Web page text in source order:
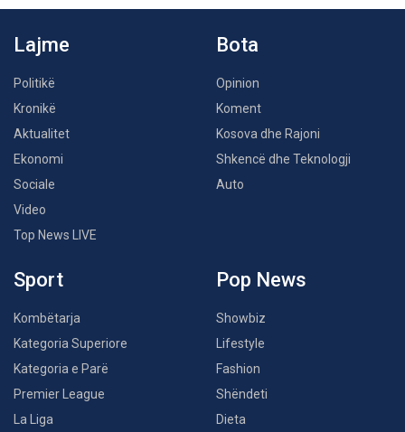
Lajme
Politikë
Kronikë
Aktualitet
Ekonomi
Sociale
Video
Top News LIVE
Bota
Opinion
Koment
Kosova dhe Rajoni
Shkencë dhe Teknologji
Auto
Sport
Kombëtarja
Kategoria Superiore
Kategoria e Parë
Premier League
La Liga
Pop News
Showbiz
Lifestyle
Fashion
Shëndeti
Dieta